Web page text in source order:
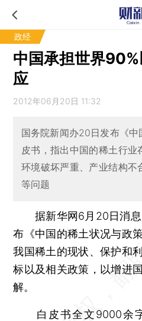
政经
中国承担世界
应
2012年06月20日 11:32
国务院新闻办20日发布《中
皮书，指出中国的稀土行
环境破坏严重、产业结构不
等问题
据新华网6月20日消息
布《中国的稀土状况与政
我国稀土的现状、保护和
标以及相关政策，以增进
解。
白皮书全文9000余字